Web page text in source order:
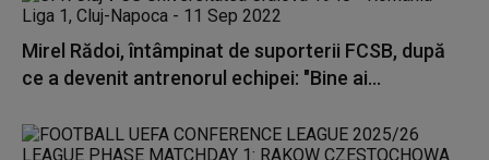
Mirel Rădoi, întâmpinat de suporterii FCSB, după
ce a devenit antrenorul echipei: "Bine ai...